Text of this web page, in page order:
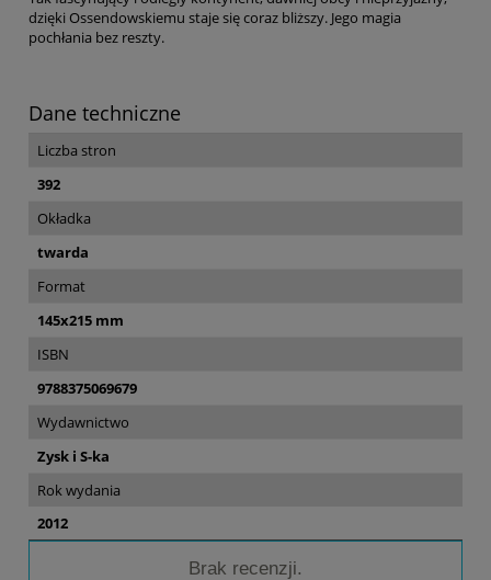
dzięki Ossendowskiemu staje się coraz bliższy. Jego magia
pochłania bez reszty.
Dane techniczne
Liczba stron
392
Okładka
twarda
Format
145x215 mm
ISBN
9788375069679
Wydawnictwo
Zysk i S-ka
Rok wydania
2012
Brak recenzji.